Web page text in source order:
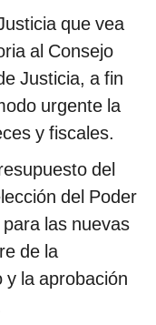
que vea
al Consejo
Justicia, a fin
urgente la
y fiscales.
del
del Poder
las nuevas
de la
y la aprobación